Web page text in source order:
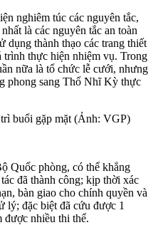
nghiêm túc các nguyên tắc,
là các nguyên tắc an toàn
dụng thành thạo các trang thiết
trình thực hiện nhiệm vụ. Trong
nữa là tổ chức lễ cưới, nhưng
phong sang Thổ Nhĩ Kỳ thực
buổi gặp mặt (Ảnh: VGP)
Quốc phòng, có thể khẳng
đã thành công; kịp thời xác
bàn giao cho chính quyền và
lý; đặc biệt đã cứu được 1
được nhiều th‌i th‌ể.